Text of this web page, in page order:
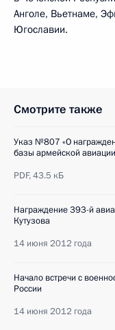
Анголе, Вьетнаме,
Югославии.
Смотрите также
Указ №807 «О
базы армейской
PDF,43.5 кБ
Награждение 393-й
Кутузова
14 июня 2012 года
Начало встречи с
России
14 июня 2012 года